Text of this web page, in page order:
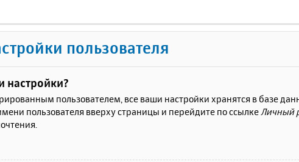
пользователя
настройки?
пользователем, все ваши настройки хранятся в базе
пользователя вверху страницы и перейдите по ссылке Личный